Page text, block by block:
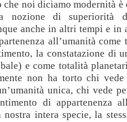
che noi diciamo modernità è
di superiorità
anche in altri tempi e
all’umanità come
la constatazione di
e come totalità
non ha torto chi vede
unica, chi vede
di appartenenza
nostra intera specie, la